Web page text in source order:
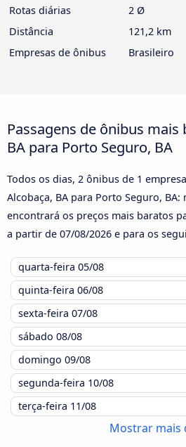
Rotas diárias
2 Ø
Distância
121,2 km
Empresas de ônibus
Brasileiro
Passagens de ônibus mais
BA para Porto Seguro, BA
Todos os dias, 2 ônibus de 1
Alcobaça, BA para Porto Seguro,
encontrará os preços mais baratos
a partir de 07/08/2026 e para os
quarta-feira 05/08
quinta-feira 06/08
sexta-feira 07/08
sábado 08/08
domingo 09/08
segunda-feira 10/08
terça-feira 11/08
Mostrar mais